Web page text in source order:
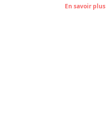
En savoir plus